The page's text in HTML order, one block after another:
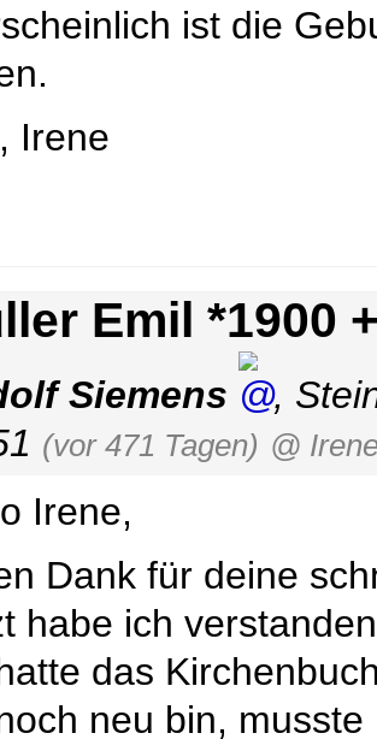
ist die
Irene
Emil *1900
Siemens ,
(vor 471 Tagen) @
Irene,
Dank für deine
habe ich
das
neu bin,